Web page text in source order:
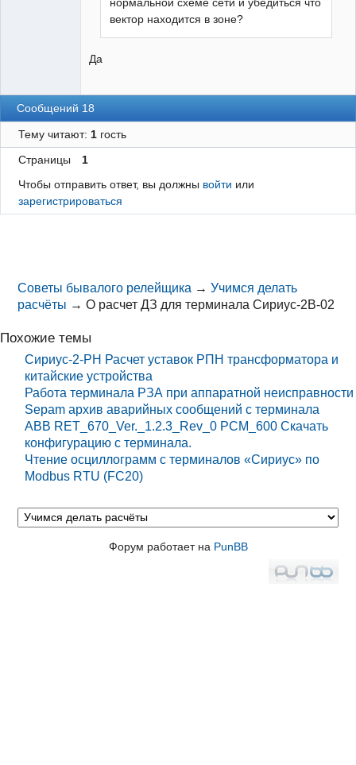
вектор находится в зоне?
Да
Сообщений 18
Тему читают: 1гость
Страницы
1
Чтобы отправить ответ, вы должны войти или
зарегистрироваться
Советы бывалого релейщика →Учимся делать
расчёты →О расчет ДЗ для терминала Сириус-2В-02
Похожие темы
Сириус-2-РН Расчет уставок РПН трансформатора и
китайские устройства
Работа терминала РЗА при аппаратной неисправности
Sepam архив аварийных сообщений с терминала
ABB RET_670_Ver._1.2.3_Rev_0 PCM_600 Cкачать
конфигурацию с терминала.
Чтение осциллограмм с терминалов «Сириус» по
Modbus RTU (FC20)
Форум работает на PunBB